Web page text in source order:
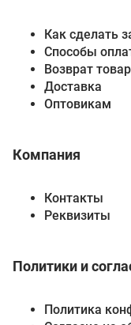
Как сделать
Способы
Возврат
Доставка
Оптовикам
Компания
Контакты
Реквизиты
Политики и
Политика